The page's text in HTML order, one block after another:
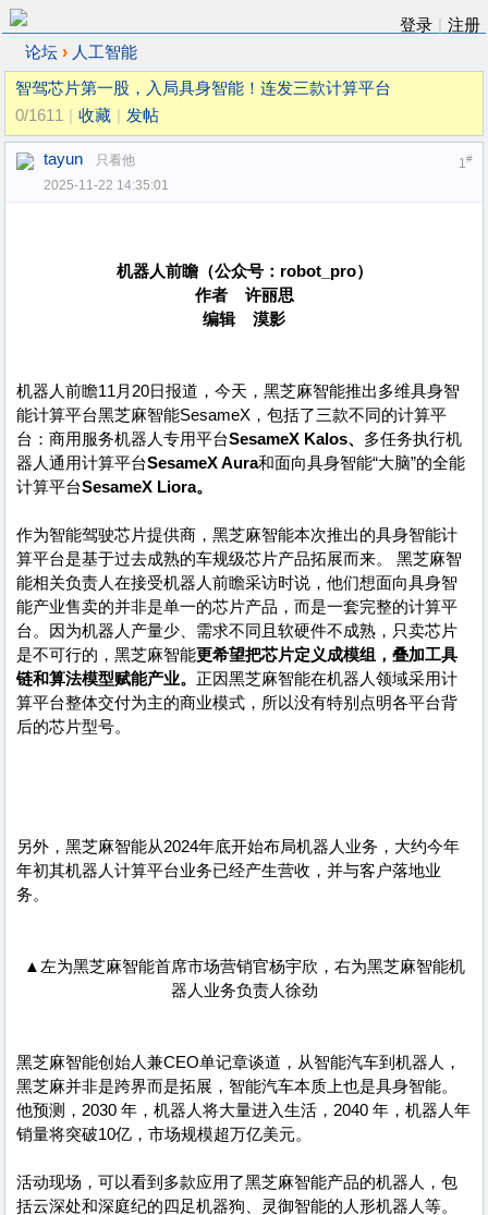
登录
注册
论坛 › 人工智能
智驾芯片第一股，入局具身智能！连发三款计算平台
0/1611
收藏 发帖
1#
tayun
只看他
2025-11-22 14:35:01
机器人前瞻（公众号：robot_pro）
作者 许丽思
编辑 漠影
机器人前瞻11月20日报道，今天，黑芝麻智能推出多维具身智
能计算平台黑芝麻智能SesameX，包括了三款不同的计算平
台：商用服务机器人专用平台SesameX Kalos、 多任务执行机
器人通用计算平台SesameX Aura和面向具身智能“大脑”的全能
计算平台SesameX Liora。
作为智能驾驶芯片提供商，黑芝麻智能本次推出的具身智能计
算平台是基于过去成熟的车规级芯片产品拓展而来。 黑芝麻智
能相关负责人在接受机器人前瞻采访时说，他们想面向具身智
能产业售卖的并非是单一的芯片产品，而是一套完整的计算平
台。因为机器人产量少、需求不同且软硬件不成熟，只卖芯片
是不可行的，黑芝麻智能更希望把芯片定义成模组，叠加工具
链和算法模型赋能产业。 正因黑芝麻智能在机器人领域采用计
算平台整体交付为主的商业模式，所以没有特别点明各平台背
后的芯片型号。
另外，黑芝麻智能从2024年底开始布局机器人业务，大约今年
年初其机器人计算平台业务已经产生营收，并与客户落地业
务。
▲左为黑芝麻智能首席市场营销官杨宇欣，右为黑芝麻智能机
器人业务负责人徐劲
黑芝麻智能创始人兼CEO单记章谈道，从智能汽车到机器人，
黑芝麻并非是跨界而是拓展，智能汽车本质上也是具身智能。
他预测，2030 年，机器人将大量进入生活，2040 年，机器人年
销量将突破10亿，市场规模超万亿美元。
活动现场，可以看到多款应用了黑芝麻智能产品的机器人，包
括云深处和深庭纪的四足机器狗、灵御智能的人形机器人等。